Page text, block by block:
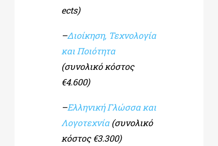
ects)
–Διοίκηση, Τεχνολογία
και Ποιότητα
(συνολικό κόστος
€4.600)
–Ελληνική Γλώσσα και
Λογοτεχνία (συνολικό
κόστος €3.300)